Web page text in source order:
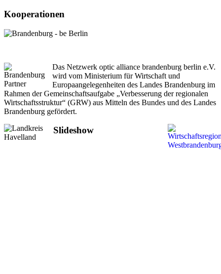
Kooperationen
Das Netzwerk optic alliance brandenburg berlin e.V.
wird vom Ministerium für Wirtschaft und
Europaangelegenheiten des Landes Brandenburg im
Rahmen der Gemeinschaftsaufgabe „Verbesserung der regionalen
Wirtschaftsstruktur“ (GRW) aus Mitteln des Bundes und des Landes
Brandenburg gefördert.
Slideshow